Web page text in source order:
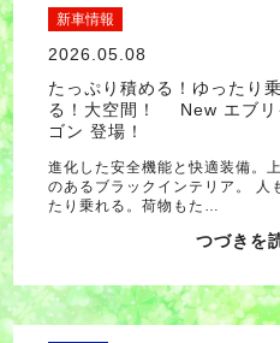
新車情報
2026.05.08
たっぷり積める！ゆったり
る！大空間！ New エブリ
ゴン 登場！
進化した安全機能と快適装備。
のあるブラックインテリア。 人
たり乗れる。荷物もた…
つづきを